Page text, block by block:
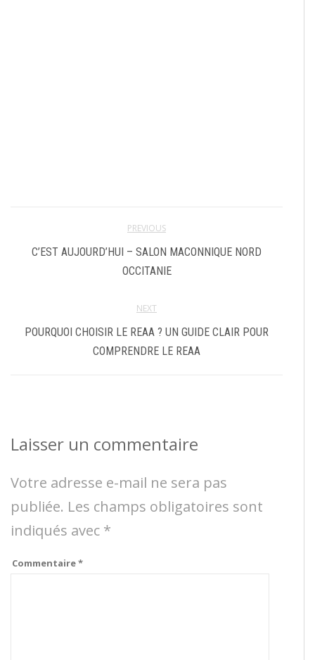
PREVIOUS
C’EST AUJOURD’HUI – SALON MACONNIQUE NORD
OCCITANIE
NEXT
POURQUOI CHOISIR LE REAA ? UN GUIDE CLAIR POUR
COMPRENDRE LE REAA
Laisser un commentaire
Votre adresse e-mail ne sera pas
publiée. Les champs obligatoires sont
indiqués avec *
Commentaire*